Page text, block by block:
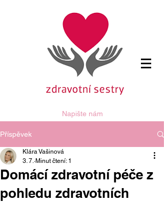
Napište nám
Příspěvek
Domácí zdravotní péče z
pohledu zdravotních
Klára Vašinová
3. 7. Minut čtení: 1